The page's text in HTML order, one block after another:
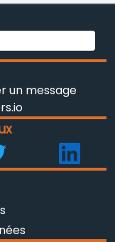
un message